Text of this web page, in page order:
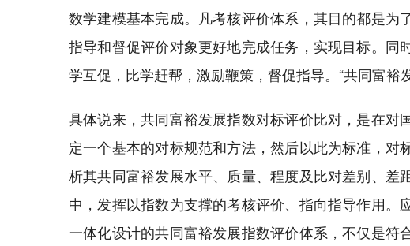
数学建模基本完成。凡考核评价体系，其目的都是为
指导和督促评价对象更好地完成任务，实现目标。同
学互促，比学赶帮，激励鞭策，督促指导。“共同富裕
具体说来，共同富裕发展指数对标评价比对，是在对
定一个基本的对标规范和方法，然后以此为标准，对
析其共同富裕发展水平、质量、程度及比对差别、差
中，发挥以指数为支撑的考核评价、指向指导作用。
一体化设计的共同富裕发展指数评价体系，不仅是符